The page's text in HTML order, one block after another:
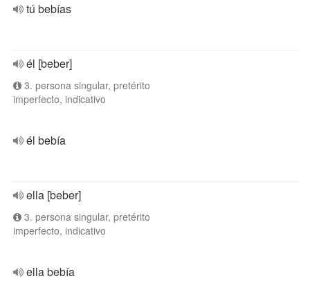
tú bebías
él [beber]
3. persona singular, pretérito
imperfecto, indicativo
él bebía
ella [beber]
3. persona singular, pretérito
imperfecto, indicativo
ella bebía